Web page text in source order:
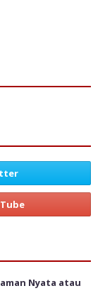
Nyata atau